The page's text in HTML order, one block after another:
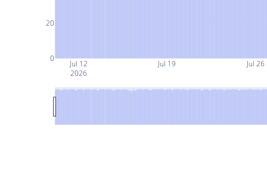
Jul 12
2026
Jul 19 Jul 26
0
20